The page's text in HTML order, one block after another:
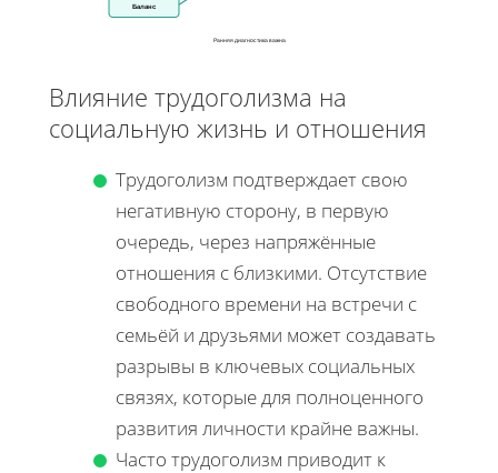
Баланс
Ранняя диагностика важна
Влияние трудоголизма на
социальную жизнь и отношения
Трудоголизм подтверждает свою
негативную сторону, в первую
очередь, через напряжённые
отношения с близкими. Отсутствие
свободного времени на встречи с
семьёй и друзьями может создавать
разрывы в ключевых социальных
связях, которые для полноценного
развития личности крайне важны.
Часто трудоголизм приводит к